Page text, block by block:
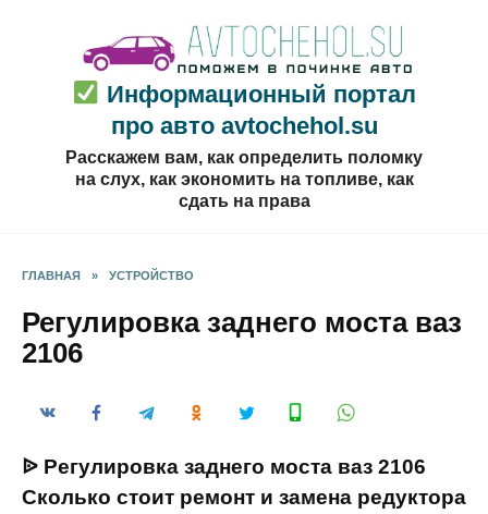
содержанию
Информационный портал
про авто avtochehol.su
Расскажем вам, как определить поломку
на слух, как экономить на топливе, как
сдать на права
ГЛАВНАЯ » УСТРОЙСТВО
Регулировка заднего моста ваз
2106
ᐉ Регулировка заднего моста ваз 2106
Сколько стоит ремонт и замена редуктора